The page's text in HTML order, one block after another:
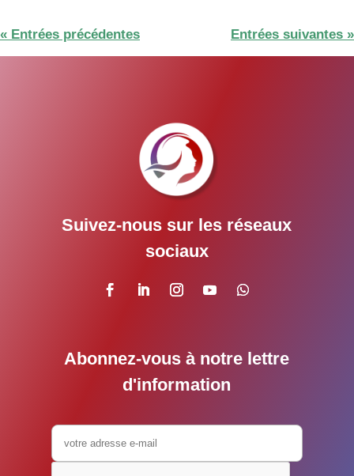
« Entrées précédentes Entrées suivantes »
Suivez-nous sur les réseaux
sociaux
Abonnez-vous à notre lettre
d'information